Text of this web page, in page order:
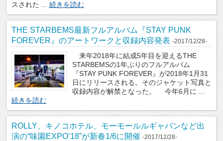
スされた ... 続きを読む
THE STARBEMS最新フルアルバム『STAY PUNK
FOREVER』のアートワークと収録内容発表 -2017/12/28-
来年2018年に結成5年目を迎えるTHE
STARBEMSの1年ぶりのフルアルバム
『STAY PUNK FOREVER』が2018年1月31
日にリリースされる。そのジャケット写真と
収録内容が解禁となった。 今年6月に ...
続きを読む
ROLLY、キノコホテル、モーモールルギャバンなど出
演の“味園EXPO’18”が新春1/6に開催 -2017/12/28-